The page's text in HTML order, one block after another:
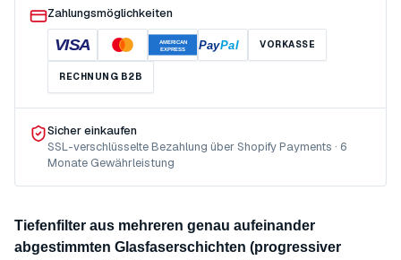
Zahlungsmöglichkeiten
VISA
AMERICAN
EXPRESS
PayPal VORKASSE
RECHNUNG B2B
Sicher einkaufen
SSL-verschlüsselte Bezahlung über Shopify Payments · 6
Monate Gewährleistung
Tiefenfilter aus mehreren genau aufeinander
abgestimmten Glasfaserschichten (progressiver